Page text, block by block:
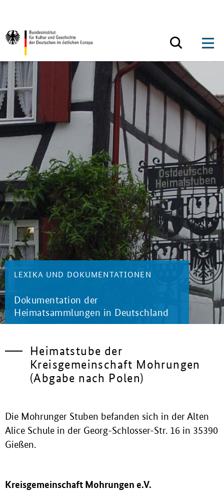
Zurück zur Startseite
LEXIKA UND DOKUMENTATIONEN
Dokumentation der
Heimatsammlungen in Deutschland
Heimatstube der
Kreisgemeinschaft Mohrungen
(Abgabe nach Polen)
Die Mohrunger Stuben befanden sich in der Alten
Alice Schule in der Georg-Schlosser-Str. 16 in 35390
Gießen.
Kreisgemeinschaft Mohrungen e.V.